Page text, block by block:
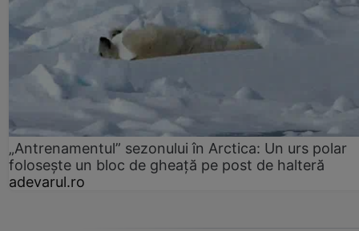
„Antrenamentul” sezonului în Arctica: Un urs polar
folosește un bloc de gheață pe post de halteră
adevarul.ro